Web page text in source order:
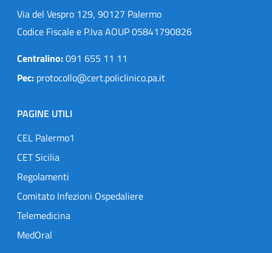
Via del Vespro 129, 90127 Palermo
Codice Fiscale e P.Iva AOUP 05841790826
Centralino:091 655 11 11
Pec: protocollo@cert.policlinico.pa.it
PAGINE UTILI
CEL Palermo1
CET Sicilia
Regolamenti
Comitato Infezioni Ospedaliere
Telemedicina
MedOral